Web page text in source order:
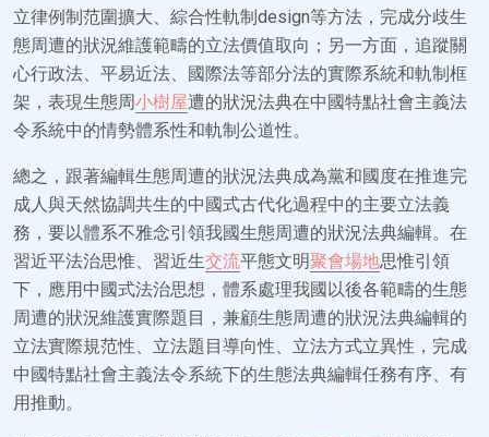
立律例制范圍擴大、綜合性軌制design等方法，完成分歧生
態周遭的狀況維護範疇的立法價值取向；另一方面，追蹤關
心行政法、平易近法、國際法等部分法的實際系統和軌制框
架，表現生態周小樹屋遭的狀況法典在中國特點社會主義法
令系統中的情勢體系性和軌制公道性。
總之，跟著編輯生態周遭的狀況法典成為黨和國度在推進完
成人與天然協調共生的中國式古代化過程中的主要立法義
務，要以體系不雅念引領我國生態周遭的狀況法典編輯。在
習近平法治思惟、習近生交流平態文明聚會場地思惟引領
下，應用中國式法治思想，體系處理我國以後各範疇的生態
周遭的狀況維護實際題目，兼顧生態周遭的狀況法典編輯的
立法實際規范性、立法題目導向性、立法方式立異性，完成
中國特點社會主義法令系統下的生態法典編輯任務有序、有
用推動。